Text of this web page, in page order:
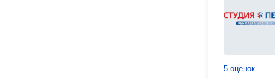
5 оценок